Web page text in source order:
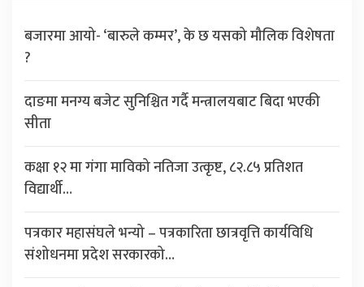
बजारमा आयो- ‘बारुले कम्मर’, के छ यसको मौलिक विशेषता
?
दाङमा मनग्य बजेट सुनिश्चित गर्दै मन्त्रालयबाट बिदा भएकी
सीता
कक्षा १२ मा गंगा माविको नतिजा उत्कृष्ट, ८२.८५ प्रतिशत
विद्यार्थी…
पत्रकार महासंघले भन्यो – पत्रकारिता छात्रवृत्ति कार्यविधि
संशोधनमा प्रदेश सरकारको…